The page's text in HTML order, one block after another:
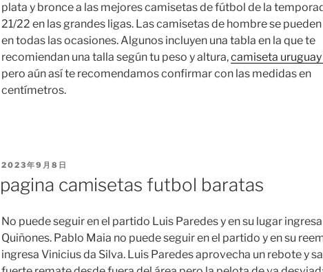
plata y bronce a las mejores camisetas de fútbol de la
21/22 en las grandes ligas. Las camisetas de hombre se
en todas las ocasiones. Algunos incluyen una tabla en la que te
recomiendan una talla según tu peso y altura,camiseta
pero aún así te recomendamos confirmar con las medidas en
centímetros.
PUBLICADO
2023年9月8日
pagina camisetas futbol baratas
No puede seguir en el partido Luis Paredes y en su lugar
Quiñones. Pablo Maia no puede seguir en el partido y en su
ingresa Vinicius da Silva. Luis Paredes aprovecha un rebote y